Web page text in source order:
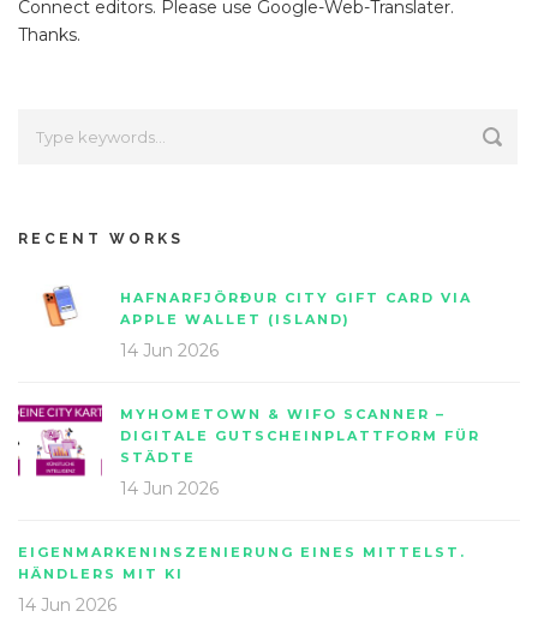
Connect editors. Please use Google-Web-Translater.
Thanks.
RECENT WORKS
HAFNARFJÖRÐUR CITY GIFT CARD VIA
APPLE WALLET (ISLAND)
14 Jun 2026
MYHOMETOWN & WIFO SCANNER –
DIGITALE GUTSCHEINPLATTFORM FÜR
STÄDTE
14 Jun 2026
EIGENMARKENINSZENIERUNG EINES MITTELST.
HÄNDLERS MIT KI
14 Jun 2026